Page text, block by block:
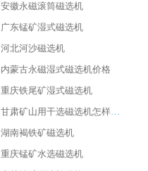
安徽永磁滚筒磁选机
广东锰矿湿式磁选机
河北河沙磁选机
内蒙古永磁湿式磁选机价格
重庆铁尾矿湿式磁选机
甘肃矿山用干选磁选机怎样调磁
湖南褐铁矿磁选机
重庆锰矿水选磁选机